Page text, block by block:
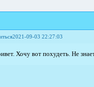
2021-09-03 22:27:03
Хочу вот похудеть. Не